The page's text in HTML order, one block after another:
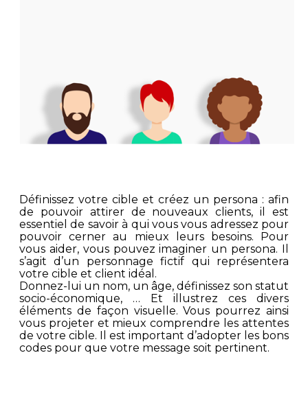
Définissez votre cible et créez un persona : afin
de pouvoir attirer de nouveaux clients, il est
essentiel de savoir à qui vous vous adressez pour
pouvoir cerner au mieux leurs besoins. Pour
vous aider, vous pouvez imaginer un persona. Il
s’agit d’un personnage fictif qui représentera
votre cible et client idéal.
Donnez-lui un nom, un âge, définissez son statut
socio-économique, … Et illustrez ces divers
éléments de façon visuelle. Vous pourrez ainsi
vous projeter et mieux comprendre les attentes
de votre cible. Il est important d’adopter les bons
codes pour que votre message soit pertinent.